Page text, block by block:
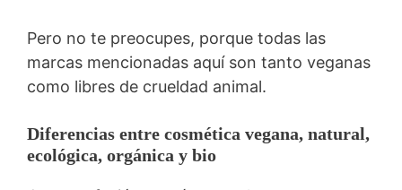
Pero no te preocupes, porque todas las
marcas mencionadas aquí son tanto veganas
como libres de crueldad animal.
Diferencias entre cosmética vegana, natural,
ecológica, orgánica y bio